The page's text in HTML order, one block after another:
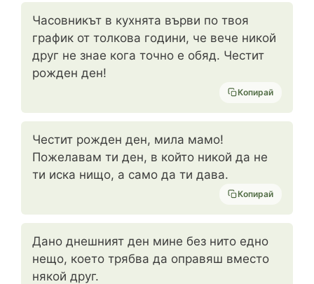
Часовникът в кухнята върви по твоя
график от толкова години, че вече никой
друг не знае кога точно е обяд. Честит
рожден ден!
Копирай
Честит рожден ден, мила мамо!
Пожелавам ти ден, в който никой да не
ти иска нищо, а само да ти дава.
Копирай
Дано днешният ден мине без нито едно
нещо, което трябва да оправяш вместо
някой друг.